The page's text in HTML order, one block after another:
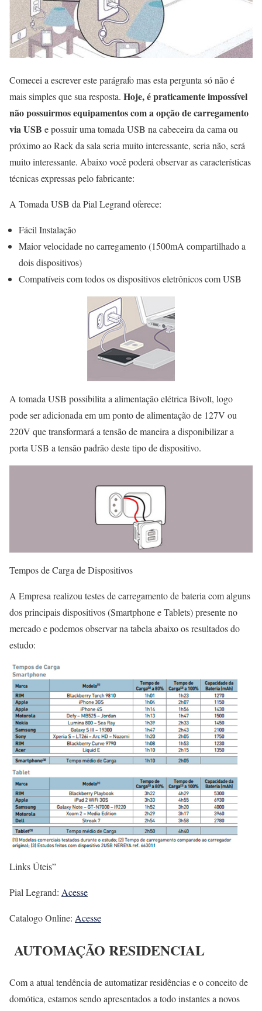
Comecei a escrever este parágrafo mas esta pergunta só não é
mais simples que sua resposta. Hoje, é praticamente impossível
não possuirmos equipamentos com a opção de carregamento
via USB e possuir uma tomada USB na cabeceira da cama ou
próximo ao Rack da sala seria muito interessante, seria não, será
muito interessante. Abaixo você poderá observar as características
técnicas expressas pelo fabricante:
A Tomada USB da Pial Legrand oferece:
Fácil Instalação
Maior velocidade no carregamento (1500mA compartilhado a
dois dispositivos)
Compatíveis com todos os dispositivos eletrônicos com USB
A tomada USB possibilita a alimentação elétrica Bivolt, logo
pode ser adicionada em um ponto de alimentação de 127V ou
220V que transformará a tensão de maneira a disponibilizar a
porta USB a tensão padrão deste tipo de dispositivo.
Tempos de Carga de Dispositivos
A Empresa realizou testes de carregamento de bateria com alguns
dos principais dispositivos (Smartphone e Tablets) presente no
mercado e podemos observar na tabela abaixo os resultados do
estudo:
Links Úteis”
Pial Legrand: Acesse
Catalogo Online: Acesse
AUTOMAÇÃO RESIDENCIAL
Com a atual tendência de automatizar residências e o conceito de
domótica, estamos sendo apresentados a todo instantes a novos